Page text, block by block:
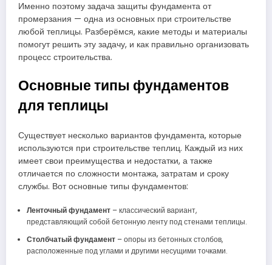
Именно поэтому задача защиты фундамента от
промерзания — одна из основных при строительстве
любой теплицы. Разберёмся, какие методы и материалы
помогут решить эту задачу, и как правильно организовать
процесс строительства.
Основные типы фундаментов
для теплицы
Существует несколько вариантов фундамента, которые
используются при строительстве теплиц. Каждый из них
имеет свои преимущества и недостатки, а также
отличается по сложности монтажа, затратам и сроку
службы. Вот основные типы фундаментов:
Ленточный фундамент– классический вариант,
представляющий собой бетонную ленту под стенами теплицы.
Столбчатый фундамент– опоры из бетонных столбов,
расположенные под углами и другими несущими точками.